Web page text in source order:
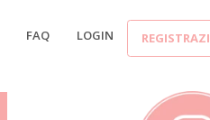
FAQ LOGIN